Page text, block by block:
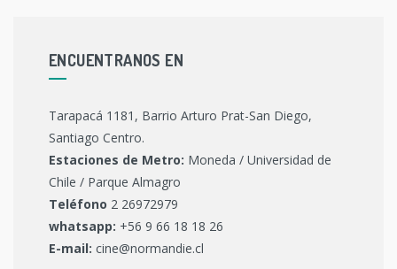
ENCUENTRANOS EN
Tarapacá 1181, Barrio Arturo Prat-San Diego,
Santiago Centro.
Estaciones de Metro: Moneda / Universidad de
Chile / Parque Almagro
Teléfono 2 26972979
whatsapp: +56 9 66 18 18 26
E-mail: cine@normandie.cl